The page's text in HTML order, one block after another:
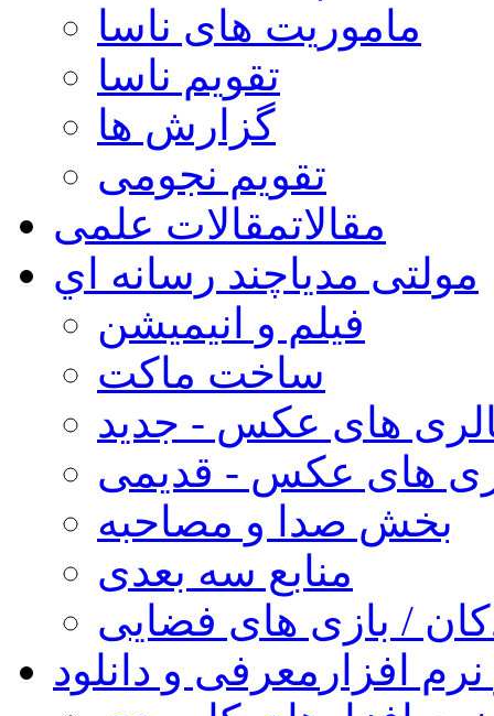
ماموریت های ناسا
تقویم ناسا
گزارش ها
تقویم نجومی
مقالاتمقالات علمی
مولتی مدیاچند رسانه اي
فیلم و انیمیشن
ساخت ماکت
های عکس - جدید
های عکس - قدیمی
بخش صدا و مصاحبه
منابع سه بعدی
/ بازی های فضایی
افزار معرفی و دانلود